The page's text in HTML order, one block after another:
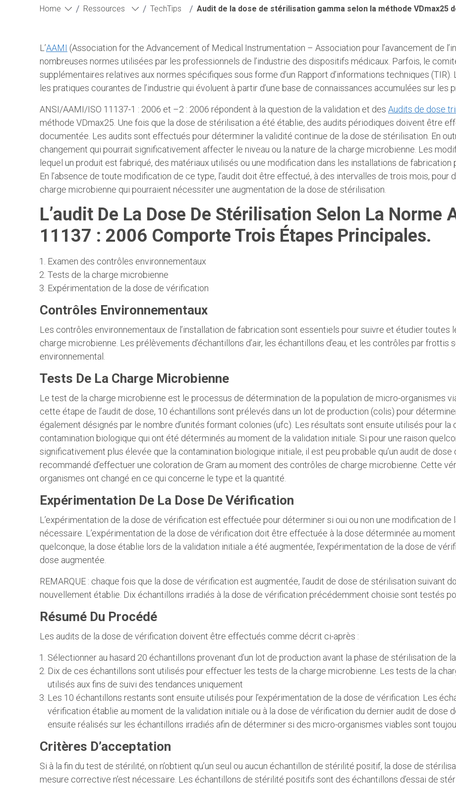
Home / Ressources / TechTips / Audit de la dose de stérilisation gamma selon la méthode VDmax25
L’AAMI (Association for the Advancement of Medical Instrumentation – Association pour l’avancement de
nombreuses normes utilisées par les professionnels de l’industrie des dispositifs médicaux. Parfois, le
supplémentaires relatives aux normes spécifiques sous forme d’un Rapport d’informations techniques
les pratiques courantes de l’industrie qui évoluent à partir d’une base de connaissances accumulées sur les
ANSI/AAMI/ISO 11137-1 : 2006 et –2 : 2006 répondent à la question de la validation et des Audits de dose
méthode VDmax25. Une fois que la dose de stérilisation a été établie, des audits périodiques doivent être
documentée. Les audits sont effectués pour déterminer la validité continue de la dose de stérilisation. En
changement qui pourrait significativement affecter le niveau ou la nature de la charge microbienne. Les
lequel un produit est fabriqué, des matériaux utilisés ou une modification dans les installations de fabrication
En l’absence de toute modification de ce type, l’audit doit être effectué, à des intervalles de trois mois,
charge microbienne qui pourraient nécessiter une augmentation de la dose de stérilisation.
L’audit De La Dose De Stérilisation Selon La Norme
11137 : 2006 Comporte Trois Étapes Principales.
Examen des contrôles environnementaux
Tests de la charge microbienne
Expérimentation de la dose de vérification
Contrôles Environnementaux
Les contrôles environnementaux de l’installation de fabrication sont essentiels pour suivre et étudier toutes
charge microbienne. Les prélèvements d’échantillons d’air, les échantillons d’eau, et les contrôles par
environnemental.
Tests De La Charge Microbienne
Le test de la charge microbienne est le processus de détermination de la population de micro-organismes
cette étape de l’audit de dose, 10 échantillons sont prélevés dans un lot de production (colis) pour
également désignés par le nombre d’unités formant colonies (ufc). Les résultats sont ensuite utilisés pour la
contamination biologique qui ont été déterminés au moment de la validation initiale. Si pour une raison
significativement plus élevée que la contamination biologique initiale, il est peu probable qu’un audit de
recommandé d’effectuer une coloration de Gram au moment des contrôles de charge microbienne. Cette
organismes ont changé en ce qui concerne le type et la quantité.
Expérimentation De La Dose De Vérification
L’expérimentation de la dose de vérification est effectuée pour déterminer si oui ou non une modification
nécessaire. L’expérimentation de la dose de vérification doit être effectuée à la dose déterminée au
quelconque, la dose établie lors de la validation initiale a été augmentée, l’expérimentation de la dose de
dose augmentée.
REMARQUE : chaque fois que la dose de vérification est augmentée, l’audit de dose de stérilisation suivant
nouvellement établie. Dix échantillons irradiés à la dose de vérification précédemment choisie sont testés
Résumé Du Procédé
Les audits de la dose de vérification doivent être effectués comme décrit ci-après :
Sélectionner au hasard 20 échantillons provenant d’un lot de production avant la phase de stérilisation de
Dix de ces échantillons sont utilisés pour effectuer les tests de la charge microbienne. Les tests de la
utilisés aux fins de suivi des tendances uniquement
Les 10 échantillons restants sont ensuite utilisés pour l’expérimentation de la dose de vérification. Les
vérification établie au moment de la validation initiale ou à la dose de vérification du dernier audit de dose
ensuite réalisés sur les échantillons irradiés afin de déterminer si des micro-organismes viables sont
Critères D’acceptation
Si à la fin du test de stérilité, on n’obtient qu’un seul ou aucun échantillon de stérilité positif, la dose de
mesure corrective n’est nécessaire. Les échantillons de stérilité positifs sont des échantillons d’essai de